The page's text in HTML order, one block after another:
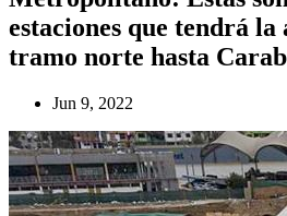
estaciones que tendrá
tramo norte hasta
Jun 9, 2022